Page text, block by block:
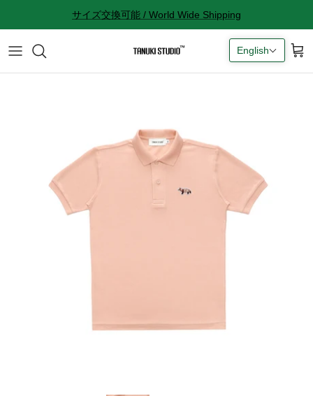
サイズ交換可能 / World Wide Shipping
All accessories
サイズ感に関して
購入完了メールが来ない
ギフトラッピングに関して
English